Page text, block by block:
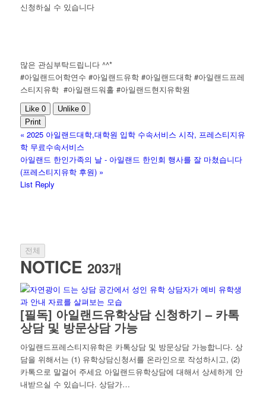
신청하실 수 있습니다
많은 관심부탁드립니다 ^^*
#아일랜드어학연수 #아일랜드유학 #아일랜드대학 #아일랜드프레
스티지유학 #아일랜드워홀 #아일랜드현지유학원
Like 0 Unlike 0
Print
« 2025 아일랜드대학,대학원 입학 수속서비스 시작, 프레스티지유
학 무료수속서비스
아일랜드 한인가족의 날 - 아일랜드 한인회 행사를 잘 마쳤습니다
(프레스티지유학 후원) »
List Reply
전체
NOTICE 203개
[필독] 아일랜드유학상담 신청하기 – 카톡
상담 및 방문상담 가능
아일랜드프레스티지유학은 카톡상담 및 방문상담 가능합니다. 상
담을 위해서는 (1) 유학상담신청서를 온라인으로 작성하시고, (2)
카톡으로 말걸어 주세요 아일랜드유학상담에 대해서 상세하게 안
내받으실 수 있습니다. 상담가…